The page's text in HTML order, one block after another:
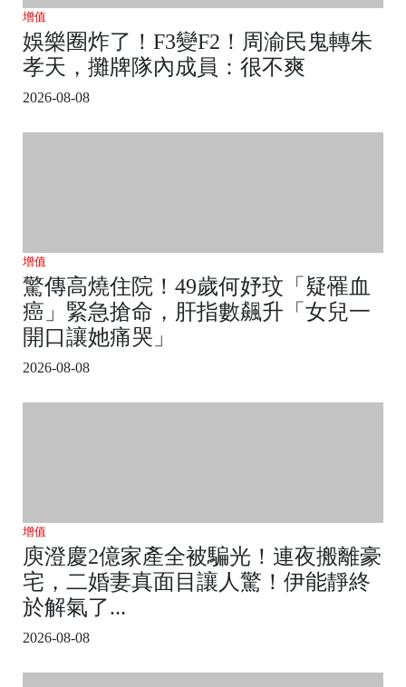
增值
娛樂圈炸了！F3變F2！周渝民鬼轉朱
孝天，攤牌隊內成員：很不爽
2026-08-08
增值
驚傳高燒住院！49歲何妤玟「疑罹血
癌」緊急搶命，肝指數飆升「女兒一
開口讓她痛哭」
2026-08-08
增值
庾澄慶2億家產全被騙光！連夜搬離豪
宅，二婚妻真面目讓人驚！伊能靜終
於解氣了...
2026-08-08